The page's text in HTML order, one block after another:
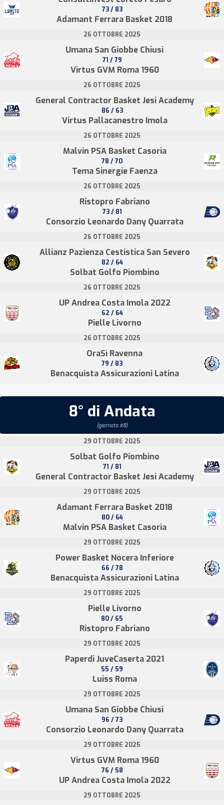
73 / 83
Adamant Ferrara Basket 2018
26 OTTOBRE 2025
Umana San Giobbe Chiusi
71 / 79
Virtus GVM Roma 1960
26 OTTOBRE 2025
General Contractor Basket Jesi Academy
86 / 63
Virtus Pallacanestro Imola
26 OTTOBRE 2025
Malvin PSA Basket Casoria
78 / 70
Tema Sinergie Faenza
26 OTTOBRE 2025
Ristopro Fabriano
73 / 81
Consorzio Leonardo Dany Quarrata
26 OTTOBRE 2025
Allianz Pazienza Cestistica San Severo
82 / 64
Solbat Golfo Piombino
26 OTTOBRE 2025
UP Andrea Costa Imola 2022
62 / 64
Pielle Livorno
26 OTTOBRE 2025
OraSì Ravenna
79 / 83
Benacquista Assicurazioni Latina
8° di Andata
(giornata #8)
29 OTTOBRE 2025
Solbat Golfo Piombino
71 / 81
General Contractor Basket Jesi Academy
29 OTTOBRE 2025
Adamant Ferrara Basket 2018
80 / 64
Malvin PSA Basket Casoria
29 OTTOBRE 2025
Power Basket Nocera Inferiore
66 / 78
Benacquista Assicurazioni Latina
29 OTTOBRE 2025
Pielle Livorno
80 / 65
Ristopro Fabriano
29 OTTOBRE 2025
Paperdi JuveCaserta 2021
55 / 59
Luiss Roma
29 OTTOBRE 2025
Umana San Giobbe Chiusi
96 / 73
Consorzio Leonardo Dany Quarrata
29 OTTOBRE 2025
Virtus GVM Roma 1960
76 / 58
UP Andrea Costa Imola 2022
29 OTTOBRE 2025